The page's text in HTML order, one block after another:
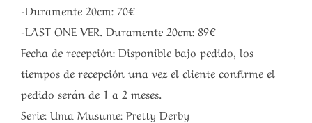
-Duramente 20cm: 70€
-LAST ONE VER. Duramente 20cm: 89€
Fecha de recepción: Disponible bajo pedido, los
tiempos de recepción una vez el cliente confirme el
pedido serán de 1 a 2 meses.
Serie: Uma Musume: Pretty Derby